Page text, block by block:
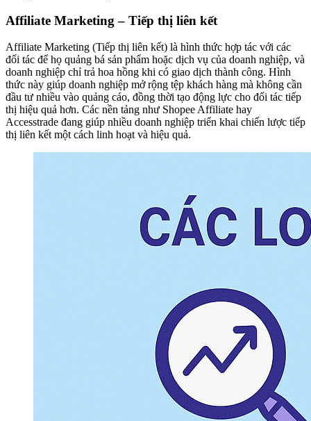
Affiliate Marketing – Tiếp thị liên kết
Affiliate Marketing (Tiếp thị liên kết) là hình thức hợp tác với các
đối tác để họ quảng bá sản phẩm hoặc dịch vụ của doanh nghiệp, và
doanh nghiệp chỉ trả hoa hồng khi có giao dịch thành công. Hình
thức này giúp doanh nghiệp mở rộng tệp khách hàng mà không cần
đầu tư nhiều vào quảng cáo, đồng thời tạo động lực cho đối tác tiếp
thị hiệu quả hơn. Các nền tảng như Shopee Affiliate hay
Accesstrade đang giúp nhiều doanh nghiệp triển khai chiến lược tiếp
thị liên kết một cách linh hoạt và hiệu quả.